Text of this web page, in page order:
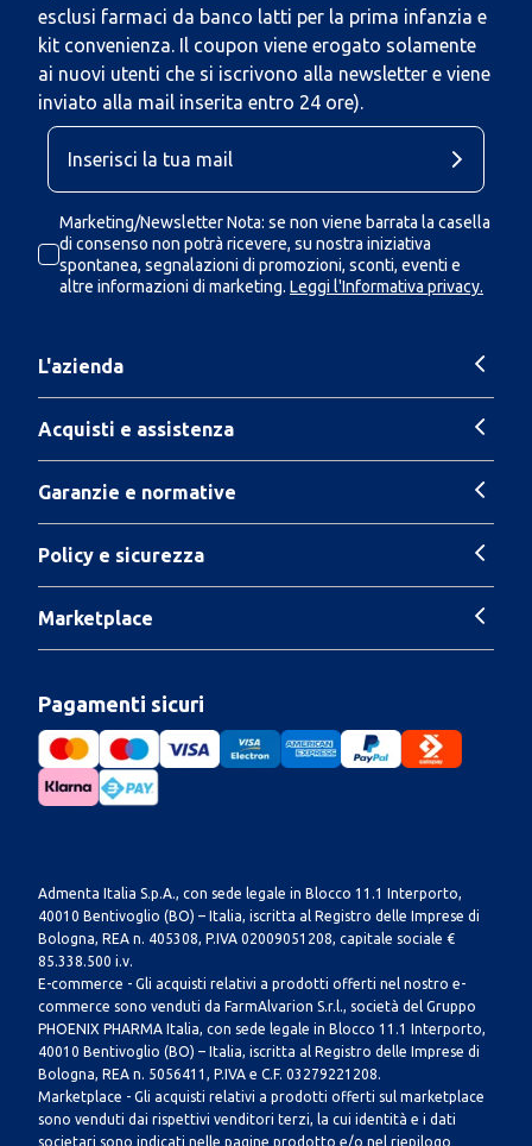
esclusi farmaci da banco latti per la prima infanzia e
kit convenienza. Il coupon viene erogato solamente
ai nuovi utenti che si iscrivono alla newsletter e viene
inviato alla mail inserita entro 24 ore).
Marketing/Newsletter Nota: se non viene barrata la casella
di consenso non potrà ricevere, su nostra iniziativa
spontanea, segnalazioni di promozioni, sconti, eventi e
altre informazioni di marketing. Leggi l'Informativa privacy.
L'azienda
Acquisti e assistenza
Garanzie e normative
Policy e sicurezza
Marketplace
Pagamenti sicuri
Admenta Italia S.p.A., con sede legale in Blocco 11.1 Interporto,
40010 Bentivoglio (BO) – Italia, iscritta al Registro delle Imprese di
Bologna, REA n. 405308, P.IVA 02009051208, capitale sociale €
85.338.500 i.v.
E-commerce - Gli acquisti relativi a prodotti offerti nel nostro e-
commerce sono venduti da FarmAlvarion S.r.l., società del Gruppo
PHOENIX PHARMA Italia, con sede legale in Blocco 11.1 Interporto,
40010 Bentivoglio (BO) – Italia, iscritta al Registro delle Imprese di
Bologna, REA n. 5056411, P.IVA e C.F. 03279221208.
Marketplace - Gli acquisti relativi a prodotti offerti sul marketplace
sono venduti dai rispettivi venditori terzi, la cui identità e i dati
societari sono indicati nelle pagine prodotto e/o nel riepilogo